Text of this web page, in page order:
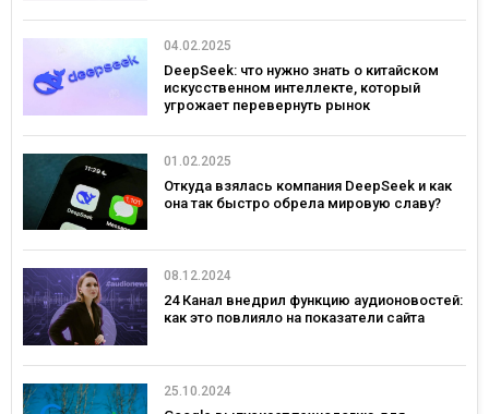
04.02.2025
DeepSeek: что нужно знать о китайском
искусственном интеллекте, который
угрожает перевернуть рынок
01.02.2025
Откуда взялась компания DeepSeek и как
она так быстро обрела мировую славу?
08.12.2024
24 Канал внедрил функцию аудионовостей:
как это повлияло на показатели сайта
25.10.2024